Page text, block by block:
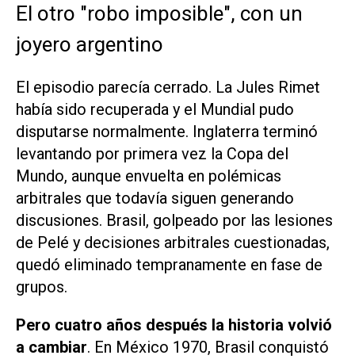
El otro "robo imposible", con un
joyero argentino
El episodio parecía cerrado. La Jules Rimet
había sido recuperada y el Mundial pudo
disputarse normalmente. Inglaterra terminó
levantando por primera vez la Copa del
Mundo, aunque envuelta en polémicas
arbitrales que todavía siguen generando
discusiones. Brasil, golpeado por las lesiones
de Pelé y decisiones arbitrales cuestionadas,
quedó eliminado tempranamente en fase de
grupos.
Pero cuatro años después la historia volvió
a cambiar. En México 1970, Brasil conquistó